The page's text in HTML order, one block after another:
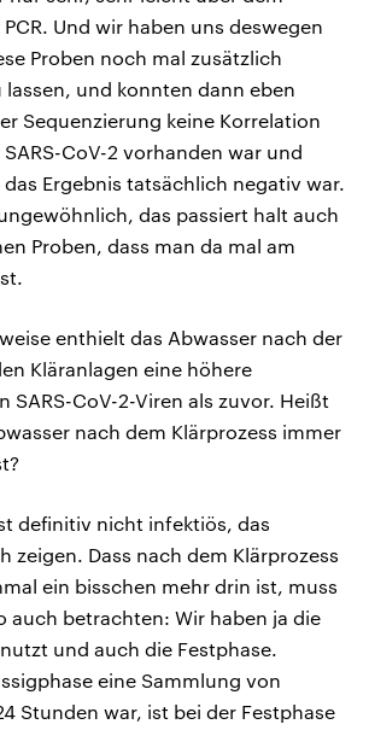
Und wir haben uns deswegen
Proben noch mal zusätzlich
lassen, und konnten dann eben
Sequenzierung keine Korrelation
CoV-2 vorhanden war und
Ergebnis tatsächlich negativ war.
das passiert halt auch
Proben, dass man da mal am
enthielt das Abwasser nach der
Kläranlagen eine höhere
SARS-CoV-2-Viren als zuvor. Heißt
nach dem Klärprozess immer
definitiv nicht infektiös, das
zeigen. Dass nach dem Klärprozess
ein bisschen mehr drin ist, muss
auch betrachten: Wir haben ja die
und auch die Festphase.
eine Sammlung von
Stunden war, ist bei der Festphase